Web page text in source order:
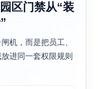
区门禁从“装
机，而是把员工、
进同一套权限规则